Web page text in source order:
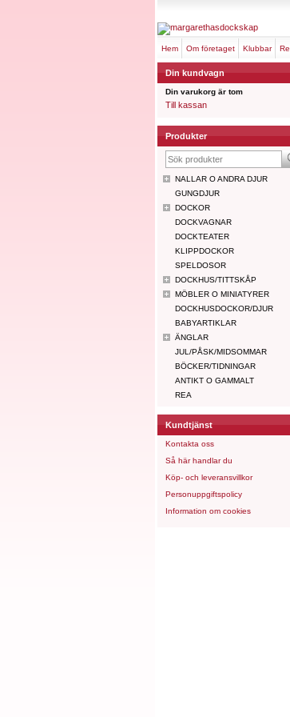
hem om företaget klubbar
Din kundvagn
Din varukorg är tom
Till kassan
Produkter
NALLAR O ANDRA DJUR
GUNGDJUR
DOCKOR
DOCKVAGNAR
DOCKTEATER
KLIPPDOCKOR
SPELDOSOR
DOCKHUS/TITTSKÅP
MÖBLER O MINIATYRER
DOCKHUSDOCKOR/DJUR
BABYARTIKLAR
ÄNGLAR
JUL/PÅSK/MIDSOMMAR
BÖCKER/TIDNINGAR
ANTIKT O GAMMALT
REA
Kundtjänst
Kontakta oss
Så här handlar du
Köp- och leveransvillkor
Personuppgiftspolicy
Information om cookies